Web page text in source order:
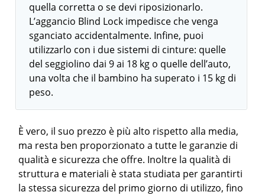
quella corretta o se devi riposizionarlo.
L’aggancio Blind Lock impedisce che venga
sganciato accidentalmente. Infine, puoi
utilizzarlo con i due sistemi di cinture: quelle
del seggiolino dai 9 ai 18 kg o quelle dell’auto,
una volta che il bambino ha superato i 15 kg di
peso.
È vero, il suo prezzo è più alto rispetto alla media,
ma resta ben proporzionato a tutte le garanzie di
qualità e sicurezza che offre. Inoltre la qualità di
struttura e materiali è stata studiata per garantirti
la stessa sicurezza del primo giorno di utilizzo, fino